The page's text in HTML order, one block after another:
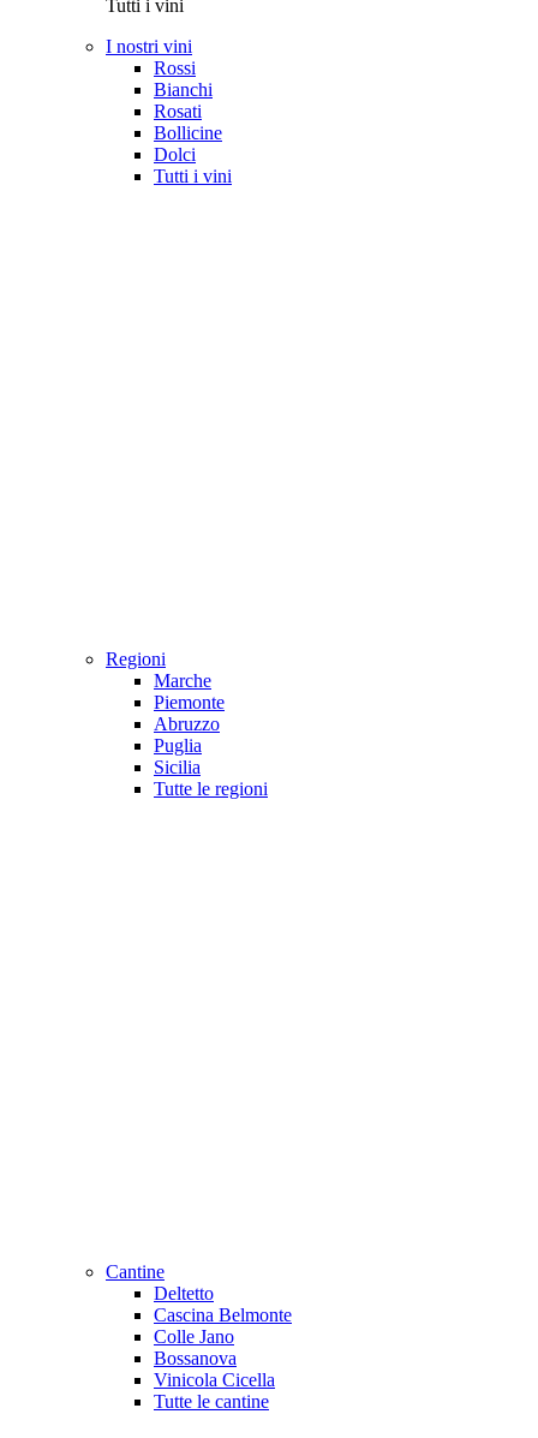
Tutti i vini
I nostri vini
Rossi
Bianchi
Rosati
Bollicine
Dolci
Tutti i vini
Regioni
Marche
Piemonte
Abruzzo
Puglia
Sicilia
Tutte le regioni
Cantine
Deltetto
Cascina Belmonte
Colle Jano
Bossanova
Vinicola Cicella
Tutte le cantine